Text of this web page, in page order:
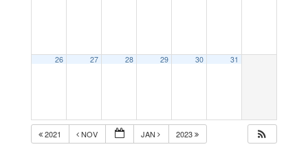
26 27 28 29 30 31
2021 NOV JAN 2023